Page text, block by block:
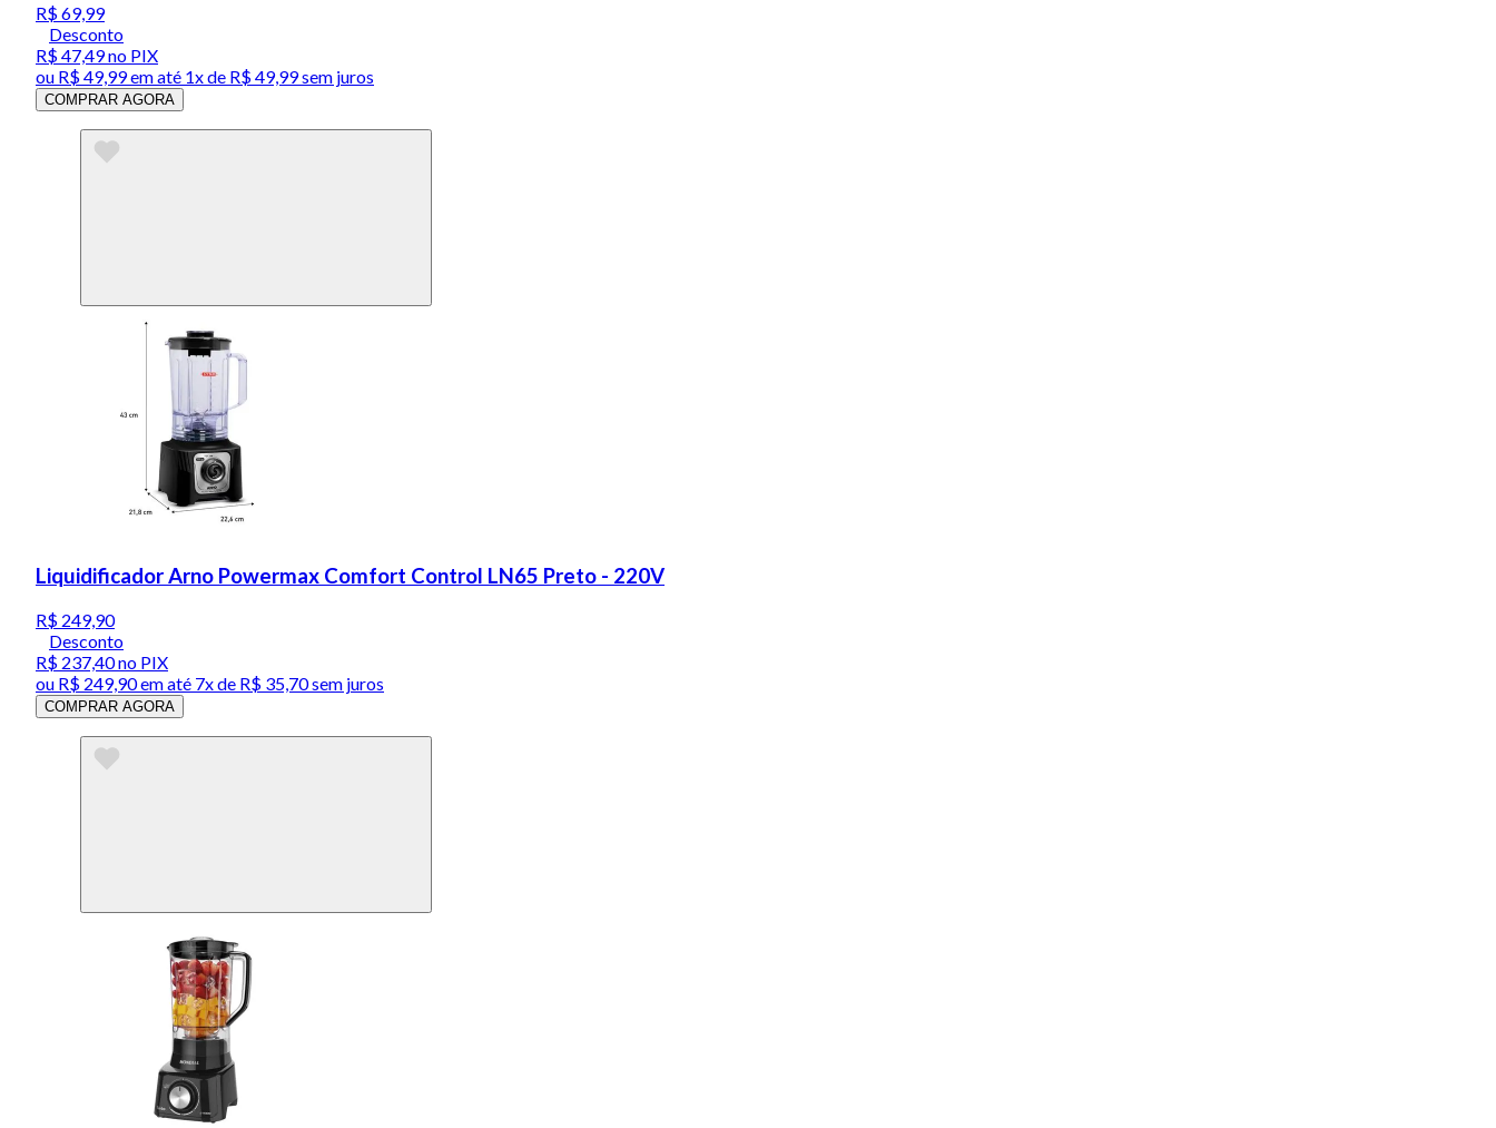
R$ 69,99
Desconto
R$ 47,49no PIX
ou R$ 49,99em até 1x de R$ 49,99sem juros
COMPRAR AGORA
Liquidificador Arno Powermax Comfort Control LN65 Preto - 220V
R$ 249,90
Desconto
R$ 237,40no PIX
ou R$ 249,90em até 7x de R$ 35,70 sem juros
COMPRAR AGORA